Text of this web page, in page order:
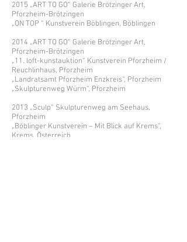
2015 „ART TO GO“ Galerie Brötzinger Art,
Pforzheim-Brötzingen
„ON TOP “ Kunstverein Böblingen, Böblingen
2014 „ART TO GO“ Galerie Brötzinger Art,
Pforzheim-Brötzingen
„11. loft-kunstauktion“ Kunstverein Pforzheim /
Reuchlinhaus, Pforzheim
„Landratsamt Pforzheim Enzkreis“, Pforzheim
„Skulpturenweg Würm“, Pforzheim
2013 „Sculp“ Skulpturenweg am Seehaus,
Pforzheim
„Böblinger Kunstverein – Mit Blick auf Krems“,
Krems, Österreich